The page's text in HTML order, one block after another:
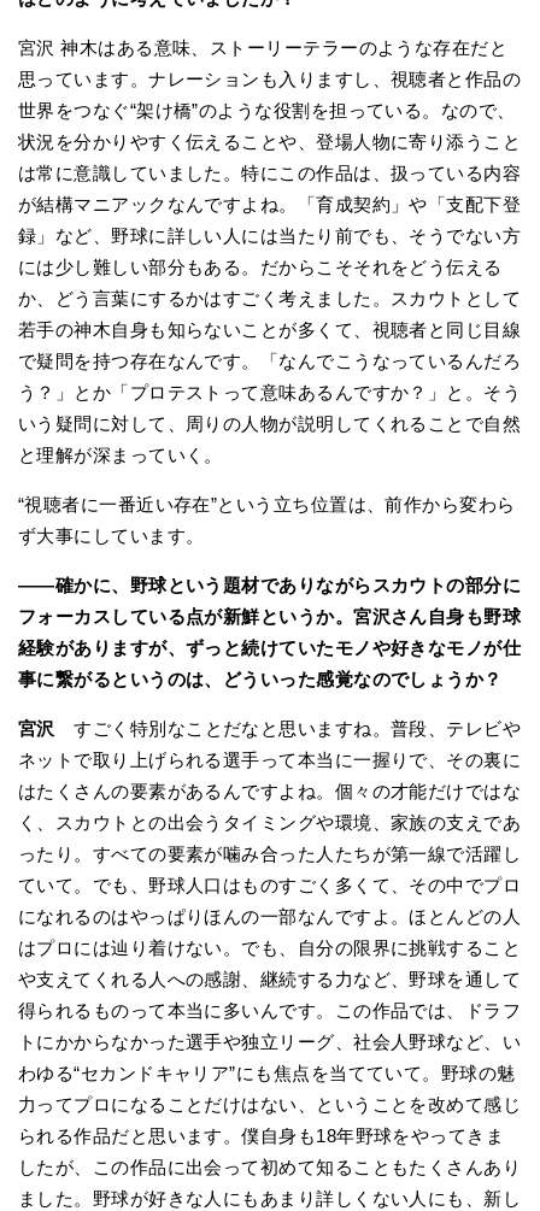
宮沢 神木はある意味、ストーリーテラーのような存在だと
思っています。ナレーションも入りますし、視聴者と作品の
世界をつなぐ“架け橋”のような役割を担っている。なので、
状況を分かりやすく伝えることや、登場人物に寄り添うこと
は常に意識していました。特にこの作品は、扱っている内容
が結構マニアックなんですよね。「育成契約」や「支配下登
録」など、野球に詳しい人には当たり前でも、そうでない方
には少し難しい部分もある。だからこそそれをどう伝える
か、どう言葉にするかはすごく考えました。スカウトとして
若手の神木自身も知らないことが多くて、視聴者と同じ目線
で疑問を持つ存在なんです。「なんでこうなっているんだろ
う？」とか「プロテストって意味あるんですか？」と。そう
いう疑問に対して、周りの人物が説明してくれることで自然
と理解が深まっていく。
“視聴者に一番近い存在”という立ち位置は、前作から変わら
ず大事にしています。
――確かに、野球という題材でありながらスカウトの部分に
フォーカスしている点が新鮮というか。宮沢さん自身も野球
経験がありますが、ずっと続けていたモノや好きなモノが仕
事に繋がるというのは、どういった感覚なのでしょうか？
宮沢
すごく特別なことだなと思いますね。普段、テレビや
ネットで取り上げられる選手って本当に一握りで、その裏に
はたくさんの要素があるんですよね。個々の才能だけではな
く、スカウトとの出会うタイミングや環境、家族の支えであ
ったり。すべての要素が噛み合った人たちが第一線で活躍し
ていて。でも、野球人口はものすごく多くて、その中でプロ
になれるのはやっぱりほんの一部なんですよ。ほとんどの人
はプロには辿り着けない。でも、自分の限界に挑戦すること
や支えてくれる人への感謝、継続する力など、野球を通して
得られるものって本当に多いんです。この作品では、ドラフ
トにかからなかった選手や独立リーグ、社会人野球など、い
わゆる“セカンドキャリア”にも焦点を当てていて。野球の魅
力ってプロになることだけはない、ということを改めて感じ
られる作品だと思います。僕自身も18年野球をやってきま
したが、この作品に出会って初めて知ることもたくさんあり
ました。野球が好きな人にもあまり詳しくない人にも、新し